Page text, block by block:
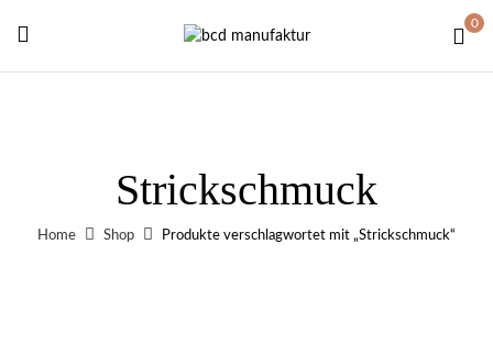
0
Strickschmuck
Home Shop Produkte verschlagwortet mit „Strickschmuck“